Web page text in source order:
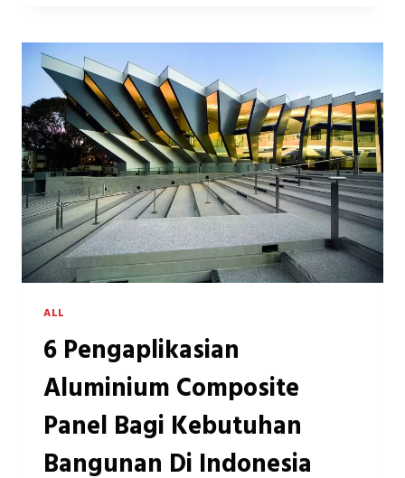
KONSEP
TAMPILAN
LUAR
RUMAH
(FASAD)
ALL
6 Pengaplikasian
Aluminium Composite
Panel Bagi Kebutuhan
Bangunan Di Indonesia